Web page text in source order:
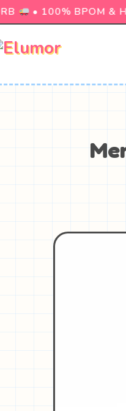
• 100% BPOM &